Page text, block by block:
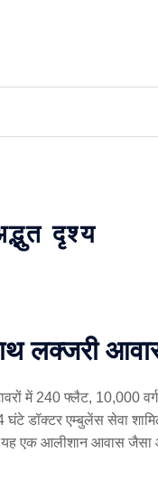
दृश्य
लक्जरी
में 240 फ्लैट, 10,000 वर्ग
घंटे डॉक्टर एम्बुलेंस सेवा
एक आलीशान आवास जैसा